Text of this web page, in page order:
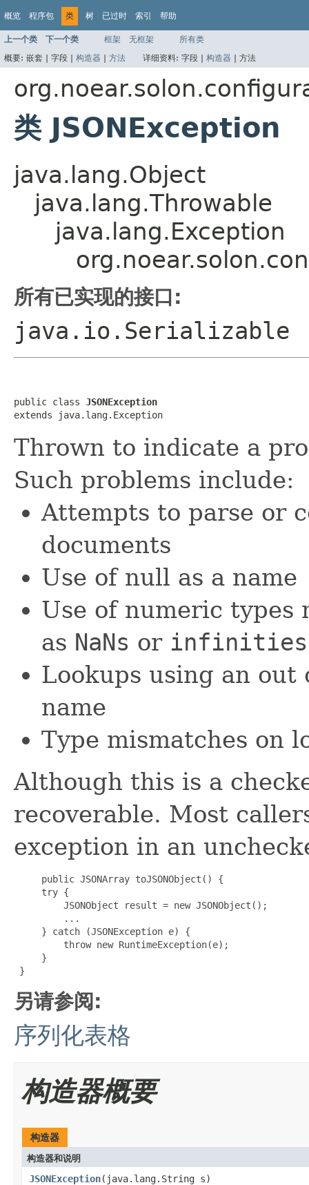
概览 程序包 类 树 已过时 索引 帮助
上一个类 下一个类 框架 无框架
所有类
概要: 嵌套 | 字段 | 构造器 | 方法 详细资料: 字段 | 构造器 | 方法
类 JSONException
java.lang.Object
java.lang.Throwable
java.lang.Exception
所有已实现的接口:
java.io.Serializable
public class JSONException
extends java.lang.Exception
Thrown to indicate a
Such problems include:
Attempts to parse or
documents
Use of null as a name
Use of numeric types
as NaNs or infinities
Lookups using an
name
Type mismatches on
Although this is a
recoverable. Most
exception in an
     public JSONArray toJSONObject() {
     try {
         JSONObject result = new JSONObject();
         ...
     } catch (JSONException e) {
         throw new RuntimeException(e);
     }
}
另请参阅:
序列化表格
构造器概要
构造器
构造器和说明
JSONException(java.lang.String s)